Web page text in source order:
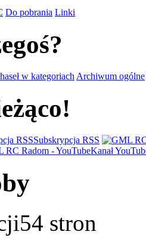
Do pobrania Linki
w kategoriach Archiwum ogólne
Subskrypcja RSS
Kanał
54 stron